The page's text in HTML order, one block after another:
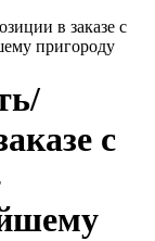
в заказе с
пригороду
с